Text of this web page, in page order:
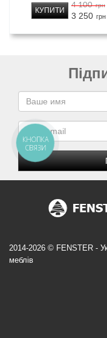
4 100 грн
3 250 грн
КУПИТИ
2014-2026 © FENSTER -
меблів
КНОПКА
СВЯЗИ